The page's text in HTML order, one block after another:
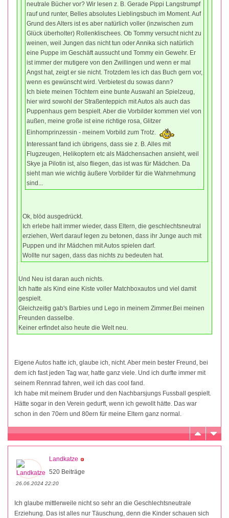
neutrale Bücher vor? Wir lesen z. B. Gerade Pippi Langstrumpf
rauf und runter, Belles absolutes Lieblingsbuch im Moment. Auf
Grund des Alters ist es aber natürlich voller (inzwischen zum
Glück überholter) Rollenklischees. Ob Tommy versucht nicht zu
weinen, weil Jungen das nicht tun oder Annika sich natürlich
eine Puppe im Geschäft aussucht und Tommy ein Gewehr. Er
ist immer der mutigere von den Zwillingen und wenn er mal
Angst hat, zeigt er sie nicht. Trotzdem les ich das Buch gern vor,
wenn es gewünscht wird. Verbietest du sowas dann?
Ich biete meinen Töchtern eine bunte Auswahl an Spielzeug,
hier wird sowohl der Straßenteppich mit Autos als auch das
Puppenhaus gern bespielt. Aber die Vorbilder kommen viel von
außen, meine große ist eine richtige rosa, Glitzer
Einhornprinzessin - meinem Vorbild zum Trotz.
Interessant fand ich übrigens, dass sie z. B. Alles mit
Flugzeugen, Helikoptern etc als Mädchensachen ansieht, weil
Skye ja Pilotin ist, also fliegen, das ist was für Mädchen. Da
sieht man wie wichtig äußere Vorbilder für die Wahrnehmung
sind...
Ok, blöd ausgedrückt.
Ich erlebe halt immer wieder, dass Eltern, die geschlechtsneutral
erziehen, Wert darauf legen zu betonen, dass ihr Junge auch mit
Puppen und ihr Mädchen mit Autos spielen darf.
Wollte nur sagen, dass das nichts zu bedeuten hat.
Und Neu ist daran auch nichts.
Ich hatte als Kind eine Kiste voller Matchboxautos und viel damit
gespielt.
Gleichzeitig gab's Barbies und Lego in meinem Zimmer.Bei meinen
Freunden dasselbe.
Keiner erfindet also heute die Welt neu.
Eigene Autos hatte ich, glaube ich, nicht. Aber mein bester Freund, bei
dem ich fast jeden Tag war, hatte ganz viele. Und ich durfte immer mit
seinem Rennrad fahren, weil ich das cool fand.
Ich habe mit meinem Bruder und den Nachbarsjungs Fussball gespielt.
Hätte sogar in den Verein gedurft, wenn ich gewollt hätte. Das war
schon in den 70ern und 80ern für meine Eltern ganz normal.
Landkatze
520 Beiträge
26.06.2024 22:20
Ich glaube mittlerweile nicht so sehr an die Geschlechtsneutrale
Erziehung. Das ist alles nur Täuschung, denn die Kinder schauen sich